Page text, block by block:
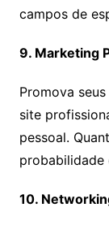
campos de
9. Marketing
Promova
site
pessoal.
probabilidade
10.